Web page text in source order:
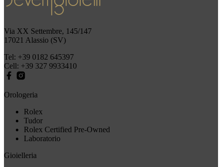
Via XX Settembre, 145/147
17021 Alassio (SV)
Tel: +39 0182 645397
Cell: +39 327 9933410
Orologeria
Rolex
Tudor
Rolex Certified Pre-Owned
Laboratorio
Gioielleria